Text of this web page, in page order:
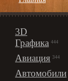
3D
Графика 444
Авиация 344
Автомобили